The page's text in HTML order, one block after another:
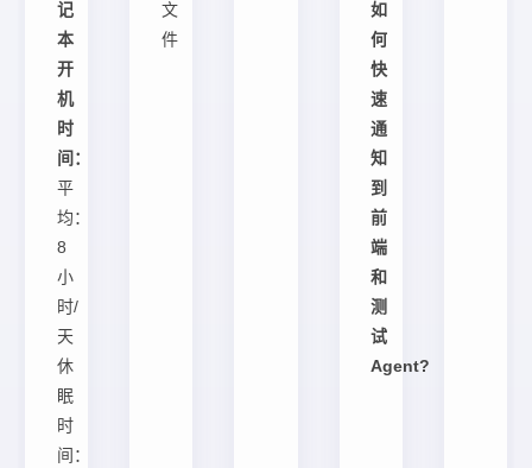
记
本
开
机
时
间：
平
均：
8
小
时/
天
休
眠
时
间：
文
件
如
何
快
速
通
知
到
前
端
和
测
试
Agent?